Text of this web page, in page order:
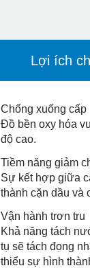
Lợi ích
Chống xuống cấp
Đồ bền oxy hóa
độ cao.
Tiềm năng giảm
Sự kết hợp giữa
thành cặn dầu và
Vận hành trơn tru
Khả năng tách
tụ sẽ tách đọng
thiểu sự hình